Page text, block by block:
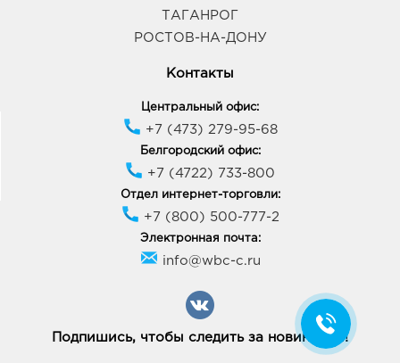
ТАГАНРОГ
РОСТОВ-НА-ДОНУ
Контакты
Центральный офис:
+7 (473) 279-95-68
Белгородский офис:
+7 (4722) 733-800
Отдел интернет-торговли:
+7 (800) 500-777-2
Электронная почта:
info@wbc-c.ru
Подпишись, чтобы следить за новинками!